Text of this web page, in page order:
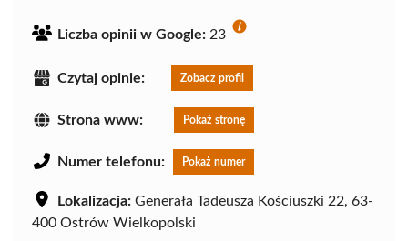
Liczba opinii w Google: 23
Czytaj opinie: Zobacz profil
Strona www: Pokaż stronę
Numer telefonu: Pokaż numer
Lokalizacja: Generała Tadeusza Kościuszki 22, 63-
400 Ostrów Wielkopolski